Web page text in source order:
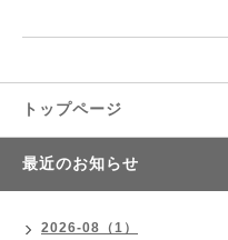
トップページ
最近のお知らせ
2026-08（1）